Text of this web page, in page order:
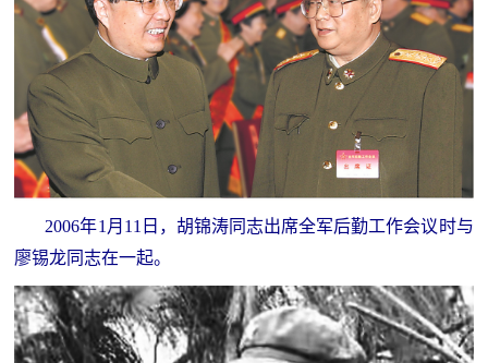
红
色
文
旅
关
于
我
2006年1月11日，胡锦涛同志出席全军后勤工作会议时与
廖锡龙同志在一起。